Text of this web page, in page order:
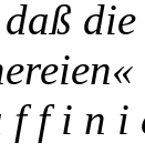
f i n i